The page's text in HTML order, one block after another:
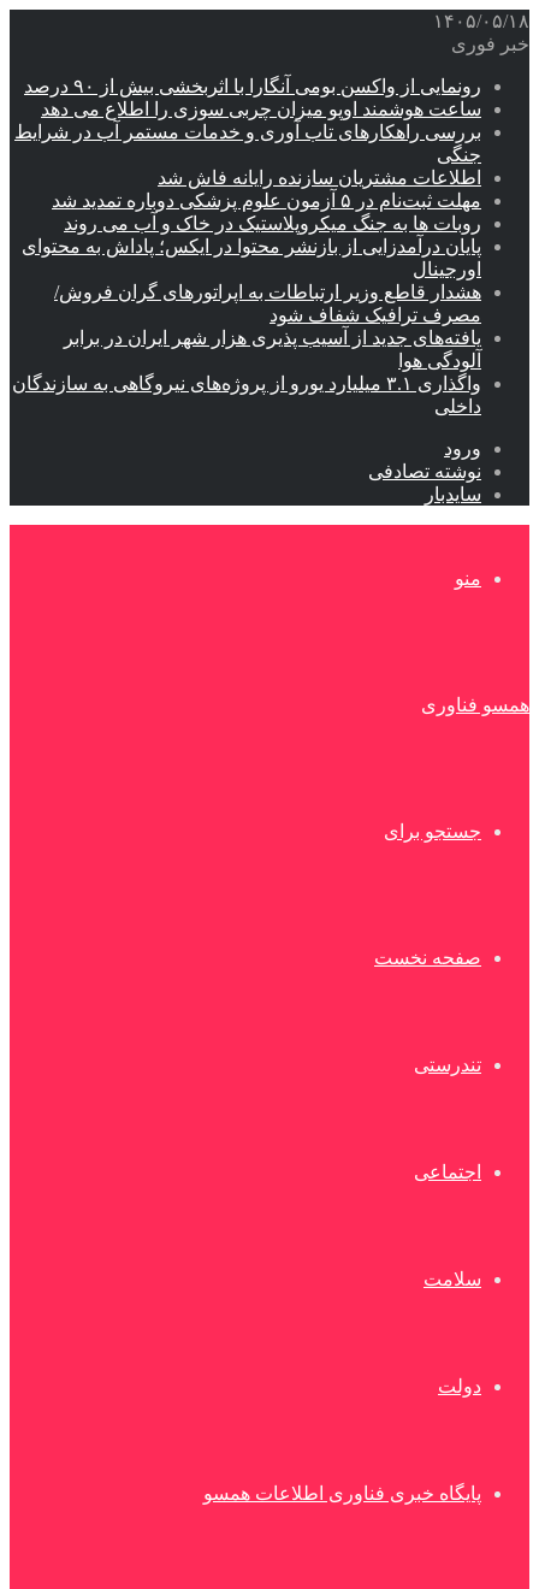
۱۴۰۵/۰۵/۱۸
خبر فوری
رونمایی از واکسن بومی آنگارا با اثربخشی بیش از ۹۰ درصد
ساعت هوشمند اوپو میزان چربی سوزی را اطلاع می دهد
بررسی راهکارهای تاب آوری و خدمات مستمر آب در شرایط
جنگی
اطلاعات مشتریان سازنده رایانه فاش شد
مهلت ثبت‌نام در ۵ آزمون علوم پزشکی دوباره تمدید شد
روبات ها به جنگ میکروپلاستیک در خاک و آب می روند
پایان درآمدزایی از بازنشر محتوا در ایکس؛ پاداش به محتوای
اورجینال
هشدار قاطع وزیر ارتباطات به اپراتورهای گران فروش/
مصرف ترافیک شفاف شود
یافته‌های جدید از آسیب پذیری هزار شهر ایران در برابر
آلودگی هوا
واگذاری ۳.۱ میلیارد یورو از پروژه‌های نیروگاهی به سازندگان
داخلی
ورود
نوشته تصادفی
سایدبار
منو
همسو فناوری
جستجو برای
صفحه نخست
تندرستی
اجتماعی
سلامت
دولت
پایگاه خبری فناوری اطلاعات همسو